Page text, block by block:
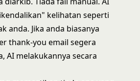
kelihatan seperti
anda. Jika anda biasanya
thank-you email segera
AI melakukannya secara